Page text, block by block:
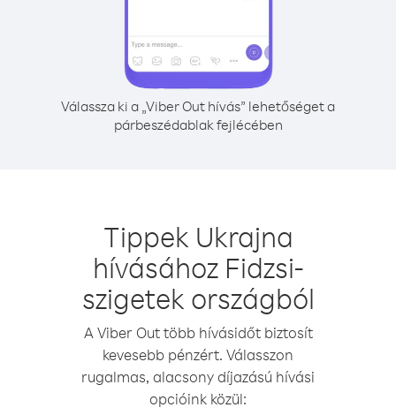
Válassza ki a „Viber Out hívás” lehetőséget a
párbeszédablak fejlécében
Tippek Ukrajna
hívásához Fidzsi-
szigetek országból
A Viber Out több hívásidőt biztosít
kevesebb pénzért. Válasszon
rugalmas, alacsony díjazású hívási
opcióink közül: